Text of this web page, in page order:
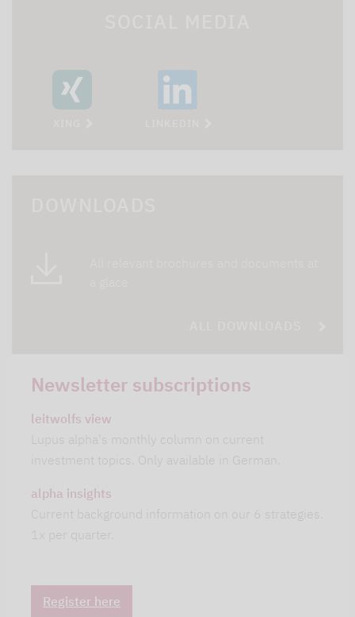
Newsletter subscriptions
leitwolfs view
Lupus alpha's monthly column on current
investment topics. Only available in German.
alpha insights
Current background information on our 6 strategies.
1x per quarter.
Register here